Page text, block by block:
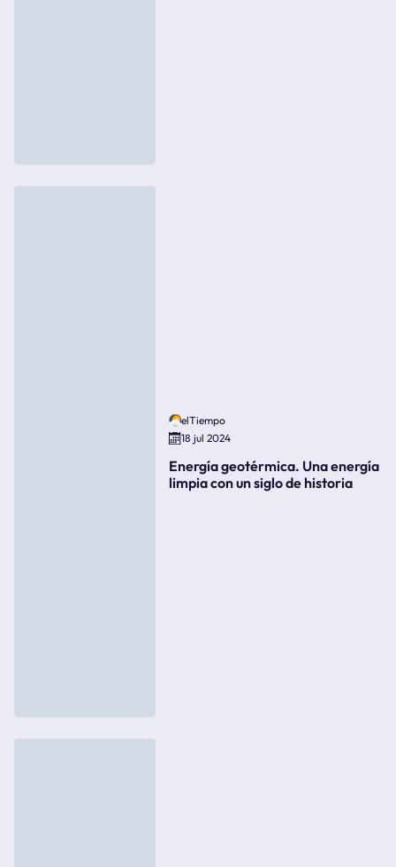
elTiempo
18 jul 2024
Energía geotérmica. Una energía
limpia con un siglo de historia